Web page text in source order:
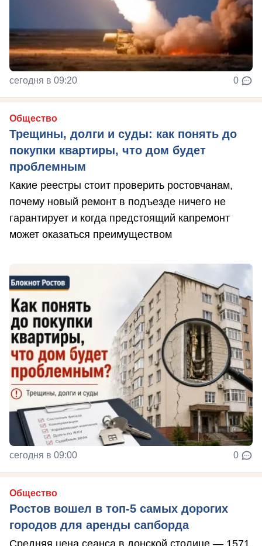
сегодня в 09:20 0
Общество
Трещины, долги и суды: как понять до
покупки квартиры, что дом будет
проблемным
Какие реестры стоит проверить ростовчанам,
почему новый ремонт в подъезде ничего не
гарантирует и когда предстоящий капремонт
может оказаться преимуществом
сегодня в 09:00 0
Общество
Ростов вошел в топ-5 самых дорогих
городов для аренды сапборда